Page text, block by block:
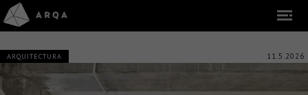
ARQUITECTURA 11.5.2026